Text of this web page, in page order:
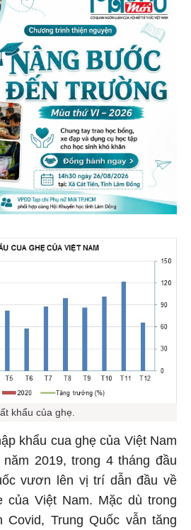
khẩu của ghẹ.
khẩu cua ghẹ của Việt Nam
2019, trong 4 tháng đầu
vươn lên vị trí dẫn đầu về
của Việt Nam. Mặc dù trong
Covid, Trung Quốc vẫn tăng